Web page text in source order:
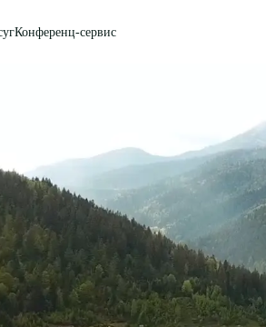
Конференц-сервис